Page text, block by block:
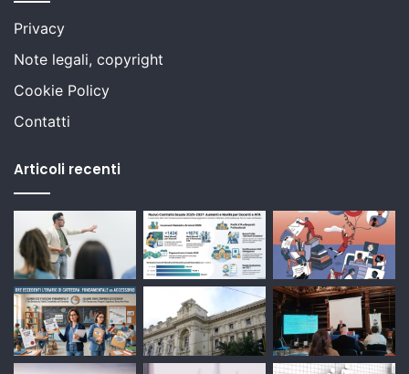
Privacy
Note legali, copyright
Cookie Policy
Contatti
Articoli recenti